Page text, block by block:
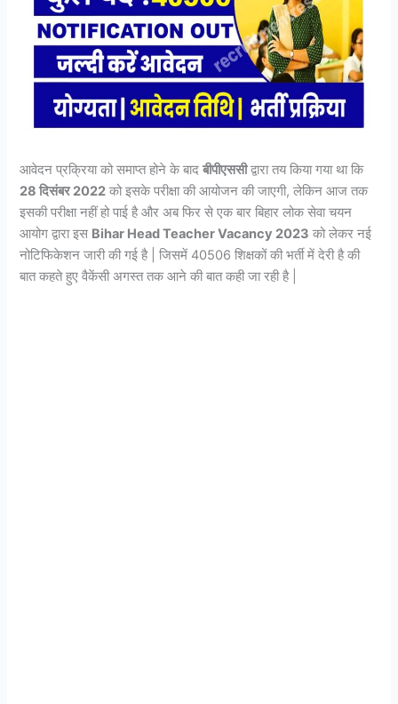
आवेदन प्रक्रिया को समाप्त होने के बादबीपीएससीद्वारा तय किया गया था कि
28 दिसंबर 2022 को इसके परीक्षा की आयोजन की जाएगी, लेकिन आज तक
इसकी परीक्षा नहीं हो पाई है और अब फिर से एक बार बिहार लोक सेवा चयन
आयोग द्वारा इस Bihar Head Teacher Vacancy 2023 को लेकर नई
नोटिफिकेशन जारी की गई है | जिसमें 40506 शिक्षकों की भर्ती में देरी है की
बात कहते हुए वैकेंसी अगस्त तक आने की बात कही जा रही है |